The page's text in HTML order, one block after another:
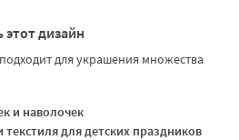
этот дизайн
для украшения множества
и наволочек
для детских праздников